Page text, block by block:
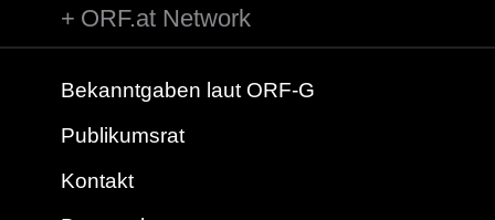
ORF.at Network
Bekanntgaben laut ORF-G
Publikumsrat
Kontakt